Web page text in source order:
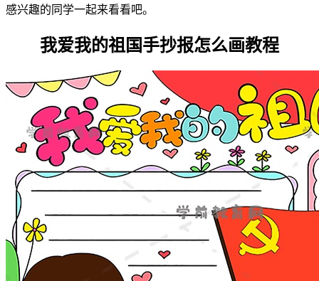
感兴趣的同学一起来看看吧。
我爱我的祖国手抄报怎么画教程